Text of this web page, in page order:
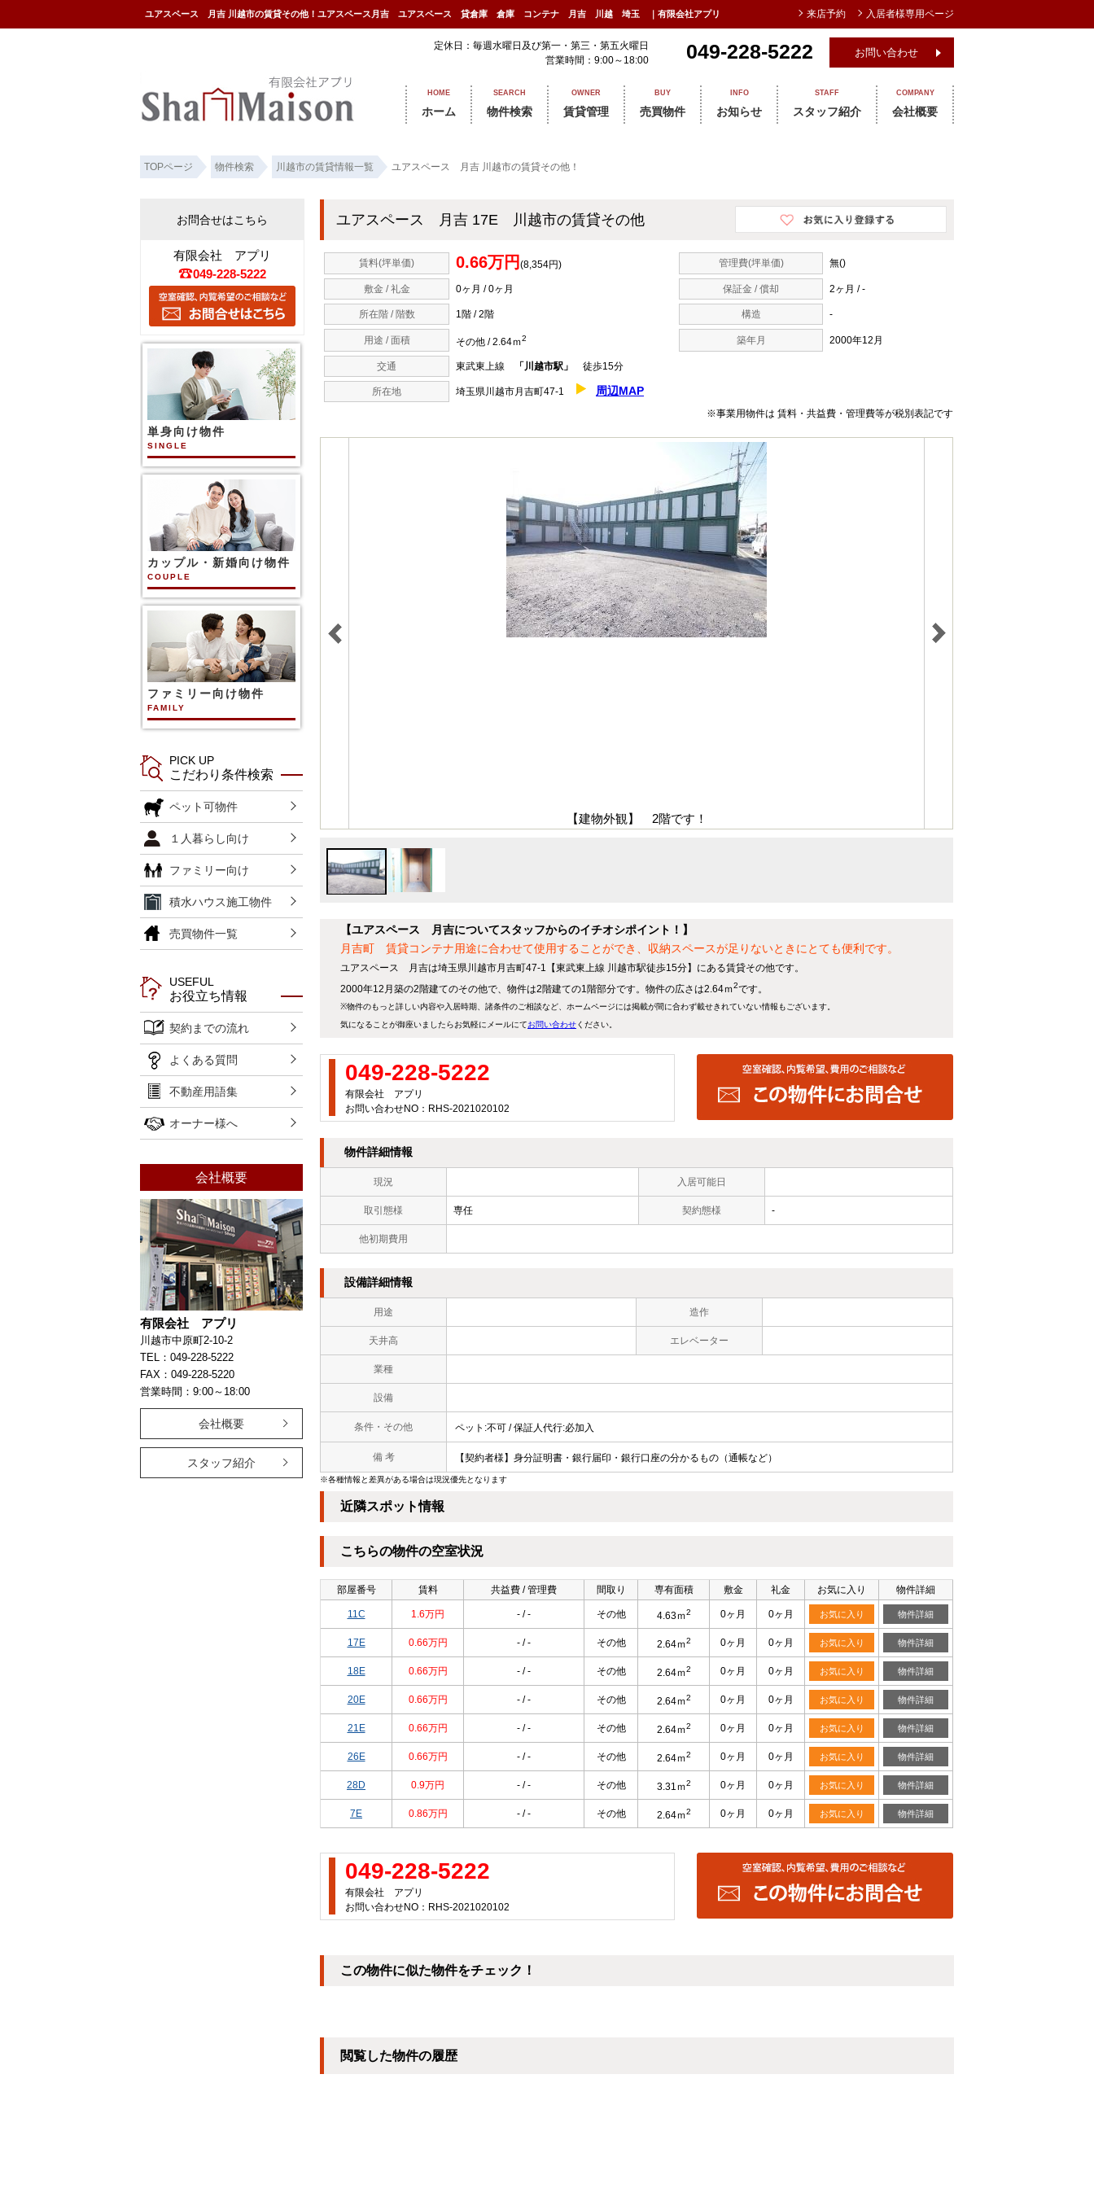
ユアスペース 月吉 川越市の賃貸その他！ユアスペース月吉 ユアスペース 貸倉庫 倉庫 コンテナ 月吉 川越 埼玉 ｜有限会社アプリ
定休日：毎週水曜日及び第一・第三・第五火曜日
営業時間：9:00～18:00
049-228-5222 お問い合わせ
HOME
ホーム
SEARCH
物件検索
OWNER
賃貸管理
BUY
売買物件
INFO
お知らせ
STAFF
スタッフ紹介
COMPANY
会社概要
TOPページ 物件検索 川越市の賃貸情報一覧 ユアスペース 月吉 川越市の賃貸その他！
ユアスペース 月吉 17E 川越市の賃貸その他
賃料(坪単価) 0.66万円 (8,354円) 管理費(坪単価) 無()
敷金 / 礼金 0ヶ月 / 0ヶ月 保証金 / 償却 2ヶ月 / -
所在階 / 階数 1階 / 2階 構造 -
用途 / 面積 その他 / 2.64ｍ2 築年月 2000年12月
交通 東武東上線 「川越市駅」 徒歩15分
所在地 埼玉県川越市月吉町47-1 周辺MAP
※事業用物件は 賃料・共益費・管理費等が税別表記です
【建物外観】 2階です！
【ユアスペース 月吉についてスタッフからのイチオシポイント！】
月吉町 賃貸コンテナ用途に合わせて使用することができ、収納スペースが足りないときにとても便利です。
ユアスペース 月吉は埼玉県川越市月吉町47-1【東武東上線 川越市駅徒歩15分】にある賃貸その他です。
2000年12月築の2階建てのその他で、物件は2階建ての1階部分です。物件の広さは2.64ｍ2です。
※物件のもっと詳しい内容や入居時期、諸条件のご相談など、ホームページには掲載が間に合わず載せきれていない情報もございます。
気になることが御座いましたらお気軽にメールにてお問い合わせください。
049-228-5222
有限会社 アプリ
お問い合わせNO：RHS-2021020102
物件詳細情報
現況 入居可能日
取引態様 専任 契約態様 -
他初期費用
設備詳細情報
用途 造作
天井高 エレベーター
業種
設備
条件・その他 ペット:不可 / 保証人代行:必加入
備 考 【契約者様】身分証明書・銀行届印・銀行口座の分かるもの（通帳など）
※各種情報と差異がある場合は現況優先となります
近隣スポット情報
こちらの物件の空室状況
部屋番号 賃料 共益費 / 管理費 間取り 専有面積 敷金 礼金 お気に入り 物件詳細
11C 1.6万円 - / - その他 4.63ｍ2 0ヶ月 0ヶ月 お気に入り 物件詳細
17E 0.66万円 - / - その他 2.64ｍ2 0ヶ月 0ヶ月 お気に入り 物件詳細
18E 0.66万円 - / - その他 2.64ｍ2 0ヶ月 0ヶ月 お気に入り 物件詳細
20E 0.66万円 - / - その他 2.64ｍ2 0ヶ月 0ヶ月 お気に入り 物件詳細
21E 0.66万円 - / - その他 2.64ｍ2 0ヶ月 0ヶ月 お気に入り 物件詳細
26E 0.66万円 - / - その他 2.64ｍ2 0ヶ月 0ヶ月 お気に入り 物件詳細
28D 0.9万円 - / - その他 3.31ｍ2 0ヶ月 0ヶ月 お気に入り 物件詳細
7E 0.86万円 - / - その他 2.64ｍ2 0ヶ月 0ヶ月 お気に入り 物件詳細
049-228-5222
有限会社 アプリ
お問い合わせNO：RHS-2021020102
この物件に似た物件をチェック！
閲覧した物件の履歴
お問合せはこちら
有限会社 アプリ
049-228-5222
単身向け物件
SINGLE
カップル・新婚向け物件
COUPLE
ファミリー向け物件
FAMILY
PICK UP
こだわり条件検索
ペット可物件
１人暮らし向け
ファミリー向け
積水ハウス施工物件
売買物件一覧
USEFUL
お役立ち情報
契約までの流れ
よくある質問
不動産用語集
オーナー様へ
会社概要
有限会社 アプリ
川越市中原町2-10-2
TEL：049-228-5222
FAX：049-228-5220
営業時間：9:00～18:00
会社概要
スタッフ紹介
来店予約 入居者様専用ページ